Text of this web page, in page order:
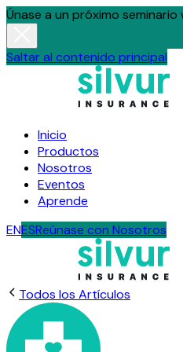
Únase a un próximo
Saltar al contenido principal
Inicio
Productos
Nosotros
Eventos
Aprende
ENESReúnase con Nosotros
Todos los Artículos